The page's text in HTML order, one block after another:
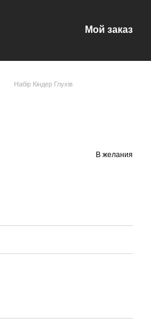
Мой заказ
Набір Кіндер Глухів
В желания